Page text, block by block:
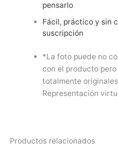
pensarlo
Fácil, práctico y sin
suscripción
*La foto puede no
con el producto
totalmente
Representación
Productos relacionados